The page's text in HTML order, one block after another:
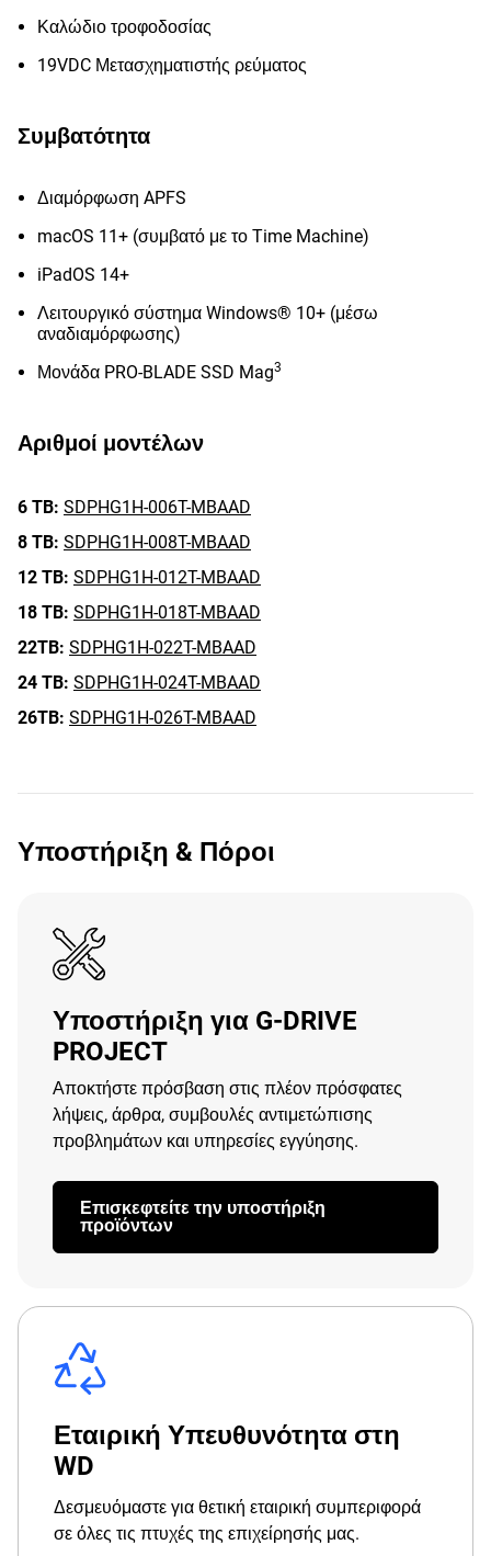
Καλώδιο τροφοδοσίας
19VDC Μετασχηματιστής ρεύματος
Συμβατότητα
Διαμόρφωση APFS
macOS 11+ (συμβατό με το Time Machine)
iPadOS 14+
Λειτουργικό σύστημα Windows® 10+ (μέσω
αναδιαμόρφωσης)
Μονάδα PRO-BLADE SSD Mag3
Αριθμοί μοντέλων
6 TB: SDPHG1H-006T-MBAAD
8 TB: SDPHG1H-008T-MBAAD
12 TB: SDPHG1H-012T-MBAAD
18 TB: SDPHG1H-018T-MBAAD
22TB: SDPHG1H-022T-MBAAD
24 TB: SDPHG1H-024T-MBAAD
26TB: SDPHG1H-026T-MBAAD
Υποστήριξη & Πόροι
Υποστήριξη για G-DRIVE
PROJECT
Αποκτήστε πρόσβαση στις πλέον πρόσφατες
λήψεις, άρθρα, συμβουλές αντιμετώπισης
προβλημάτων και υπηρεσίες εγγύησης.
Επισκεφτείτε την υποστήριξη
προϊόντων
Εταιρική Υπευθυνότητα στη
WD
Δεσμευόμαστε για θετική εταιρική συμπεριφορά
σε όλες τις πτυχές της επιχείρησής μας.